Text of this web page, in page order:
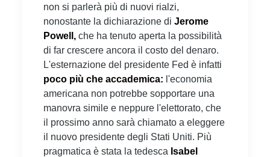
non si parlerà più di nuovi rialzi,
nonostante la dichiarazione di Jerome
Powell, che ha tenuto aperta la possibilità
di far crescere ancora il costo del denaro.
L'esternazione del presidente Fed è infatti
poco più che accademica: l'economia
americana non potrebbe sopportare una
manovra simile e neppure l'elettorato, che
il prossimo anno sarà chiamato a eleggere
il nuovo presidente degli Stati Uniti. Più
pragmatica è stata la tedesca Isabel